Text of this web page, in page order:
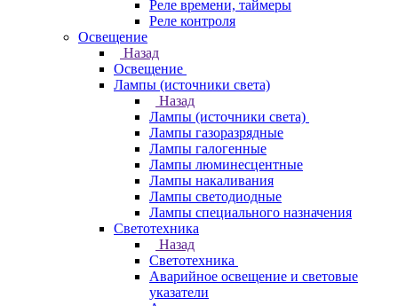
Реле времени, таймеры
Реле контроля
Освещение
Назад
Освещение
Лампы (источники света)
Назад
Лампы (источники света)
Лампы газоразрядные
Лампы галогенные
Лампы люминесцентные
Лампы накаливания
Лампы светодиодные
Лампы специального назначения
Светотехника
Назад
Светотехника
Аварийное освещение и световые
указатели